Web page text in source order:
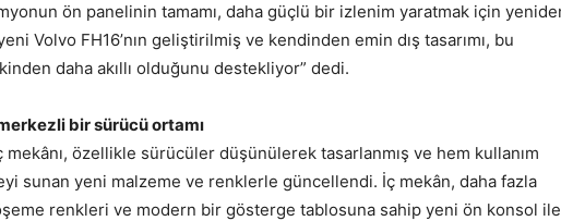
ön panelinin tamamı, daha güçlü bir izlenim yaratmak için
Volvo FH16’nın geliştirilmiş ve kendinden emin dış tasarımı, bu
daha akıllı olduğunu destekliyor” dedi.
bir sürücü ortamı
mekânı, özellikle sürücüler düşünülerek tasarlanmış ve hem kullanım
sunan yeni malzeme ve renklerle güncellendi. İç mekân, daha fazla
renkleri ve modern bir gösterge tablosuna sahip yeni ön konsol